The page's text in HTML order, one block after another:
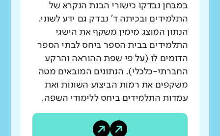
במבחן נבדקו כישורי הבנת הנקרא של
התלמידים ובכיתה ד' נבדק גם ידע לשוני.
הנתון המוצג מימין משקף את הישגי
התלמידים בבית הספר ביחס לבתי הספר
הדומים לו (על פי שפת ההוראה והרקע
החברתי-כלכלי). הנתונים המובאים מטה
משקפים את רמות הביצוע השונות ואת
עמדות התלמידים ביחס ללימודי השפה.